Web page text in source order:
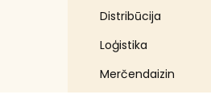
Distribūcija
Loģistika
Merčendaizin
gs